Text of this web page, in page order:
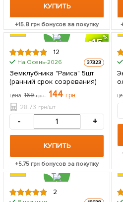
КУПИТЬ
+15.8 грн бонусов за покупку
15
ЦЕНА ЗА
5шт
12
На Осень-2026 37323
Земклубника "Раиса" 5шт
(ранний срок созревания)
цена 169грн 144 грн
28.73 грн/шт
- +
КУПИТЬ
+5.75 грн бонусов за покупку
2